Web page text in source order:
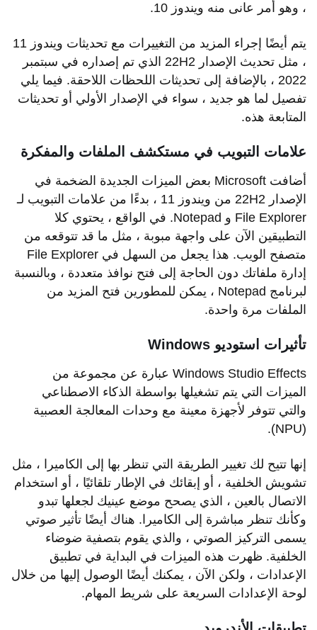
، وهو أمر عانى منه ويندوز 10.
يتم أيضًا إجراء المزيد من التغييرات مع تحديثات ويندوز 11
، مثل تحديث الإصدار 22H2 الذي تم إصداره في سبتمبر
2022 ، بالإضافة إلى تحديثات اللحظات اللاحقة. فيما يلي
تفصيل لما هو جديد ، سواء في الإصدار الأولي أو تحديثات
المتابعة هذه.
علامات التبويب في مستكشف الملفات والمفكرة
أضافت Microsoft بعض الميزات الجديدة الضخمة في
الإصدار 22H2 من ويندوز 11 ، بدءًا من علامات التبويب لـ
File Explorer و Notepad. في الواقع ، يحتوي كلا
التطبيقين الآن على واجهة مبوبة ، مثل ما قد تتوقعه من
متصفح الويب. هذا يجعل من السهل في File Explorer
إدارة ملفاتك دون الحاجة إلى فتح نوافذ متعددة ، وبالنسبة
لبرنامج Notepad ، يمكن للمطورين فتح المزيد من
الملفات مرة واحدة.
تأثيرات استوديو Windows
Windows Studio Effects عبارة عن مجموعة من
الميزات التي يتم تشغيلها بواسطة الذكاء الاصطناعي
والتي تتوفر لأجهزة معينة مع وحدات المعالجة العصبية
(NPU).
إنها تتيح لك تغيير الطريقة التي تنظر بها إلى الكاميرا ، مثل
تشويش الخلفية ، أو إبقائك في الإطار تلقائيًا ، أو استخدام
الاتصال بالعين ، الذي يصحح موضع عينيك لجعلها تبدو
وكأنك تنظر مباشرة إلى الكاميرا. هناك أيضًا تأثير صوتي
يسمى التركيز الصوتي ، والذي يقوم بتصفية ضوضاء
الخلفية. ظهرت هذه الميزات في البداية في تطبيق
الإعدادات ، ولكن الآن ، يمكنك أيضًا الوصول إليها من خلال
لوحة الإعدادات السريعة على شريط المهام.